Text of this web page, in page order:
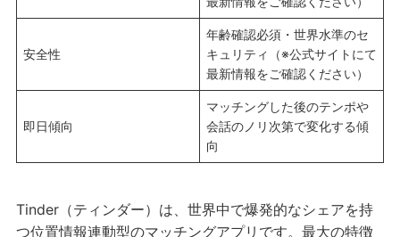
安全性
年齢確認必須・世界水準のセ
キュリティ（※公式サイトにて
最新情報をご確認ください）
即日傾向
マッチングした後のテンポや
会話のノリ次第で変化する傾
向
Tinder（ティンダー）は、世界中で爆発的なシェアを持
つ位置情報連動型のマッチングアプリです。最大の特徴